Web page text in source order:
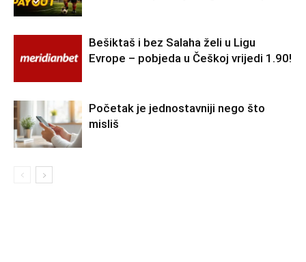
Bešiktaš i bez Salaha želi u Ligu
Evrope – pobjeda u Češkoj vrijedi 1.90!
Početak je jednostavniji nego što
misliš